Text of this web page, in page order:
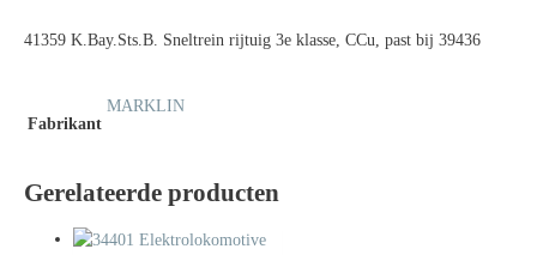
41359 K.Bay.Sts.B. Sneltrein rijtuig 3e klasse, CCu, past bij 39436
Fabrikant
MARKLIN
Gerelateerde producten